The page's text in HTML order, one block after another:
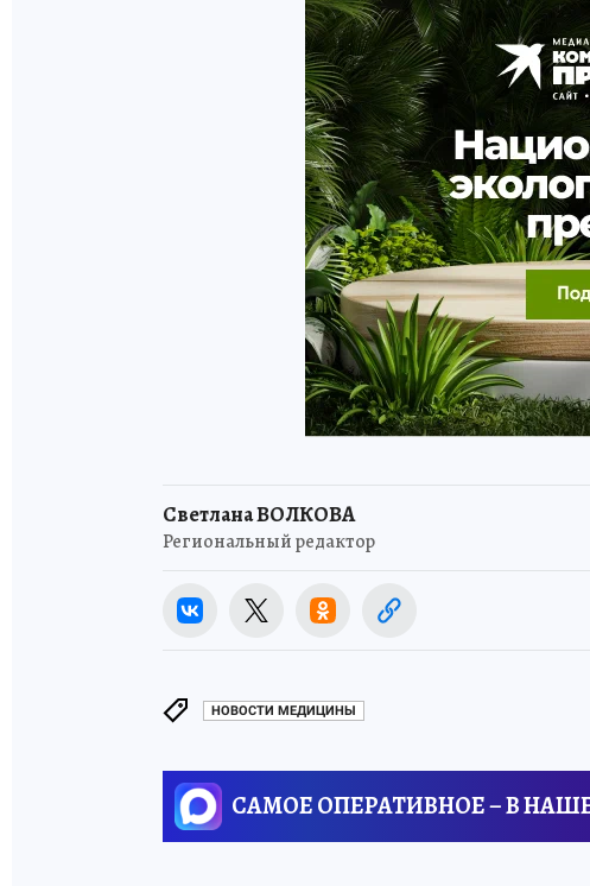
Светлана ВОЛКОВА
Региональный редактор
НОВОСТИ МЕДИЦИНЫ
САМОЕ ОПЕРАТИВНОЕ – В